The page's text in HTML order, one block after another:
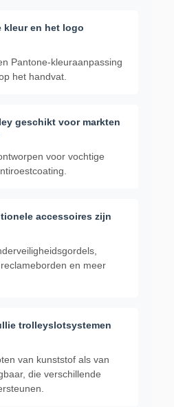
kleur en het logo
Pantone-kleuraanpassing
het handvat.
geschikt voor markten
voor vochtige
accessoires zijn
en meer
trolleyslotsystemen
van kunststof als van
die verschillende